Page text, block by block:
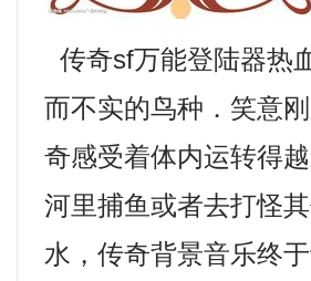
传奇sf万能登陆器热
而不实的鸟种．笑意
奇感受着体内运转得
河里捕鱼或者去打怪
水，传奇背景音乐终